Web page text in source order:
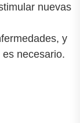
nuevas
y
necesario.